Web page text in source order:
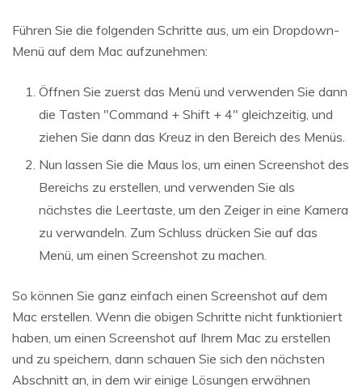
Führen Sie die folgenden Schritte aus, um ein Dropdown-
Menü auf dem Mac aufzunehmen:
Öffnen Sie zuerst das Menü und verwenden Sie dann
die Tasten "Command + Shift + 4" gleichzeitig, und
ziehen Sie dann das Kreuz in den Bereich des Menüs.
Nun lassen Sie die Maus los, um einen Screenshot des
Bereichs zu erstellen, und verwenden Sie als
nächstes die Leertaste, um den Zeiger in eine Kamera
zu verwandeln. Zum Schluss drücken Sie auf das
Menü, um einen Screenshot zu machen.
So können Sie ganz einfach einen Screenshot auf dem
Mac erstellen. Wenn die obigen Schritte nicht funktioniert
haben, um einen Screenshot auf Ihrem Mac zu erstellen
und zu speichern, dann schauen Sie sich den nächsten
Abschnitt an, in dem wir einige Lösungen erwähnen